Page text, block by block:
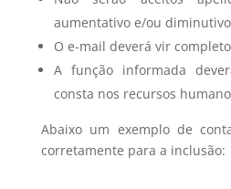
aumentativo e/ou
O e-mail deverá vir
A função informada
consta nos recursos
Abaixo um exemplo de
corretamente para a inclusão: